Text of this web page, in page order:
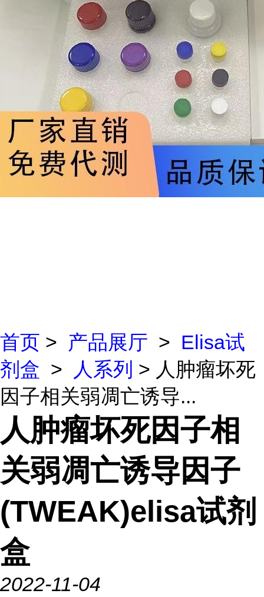
首页 > 产品展厅 > Elisa试
剂盒 > 人系列 > 人肿瘤坏死
因子相关弱凋亡诱导...
人肿瘤坏死因子相
关弱凋亡诱导因子
(TWEAK)elisa试剂
盒
2022-11-04